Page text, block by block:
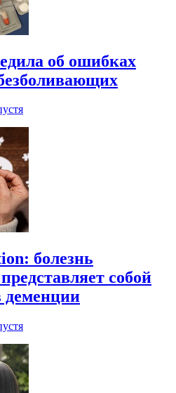
об ошибках
болезнь
собой
деменции